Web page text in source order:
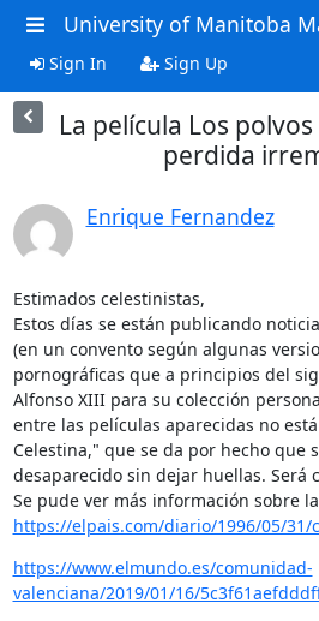
University of Manitoba
Sign In Sign Up
La película Los
perdida
Enrique Fernandez
Estimados celestinistas,
Estos días se están publicando
(en un convento según algunas
pornográficas que a principios del
Alfonso XIII para su colección
entre las películas aparecidas no
Celestina," que se da por hecho que
desaparecido sin dejar huellas. Será
https://elpais.com/diario/1996/05/31/
https://www.elmundo.es/comunidad-
valenciana/2019/01/16/